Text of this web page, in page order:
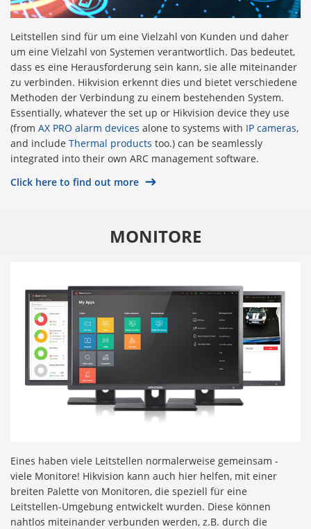
Leitstellen sind für um eine Vielzahl von Kunden und daher
um eine Vielzahl von Systemen verantwortlich. Das bedeutet,
dass es eine Herausforderung sein kann, sie alle miteinander
zu verbinden. Hikvision erkennt dies und bietet verschiedene
Methoden der Verbindung zu einem bestehenden System.
Essentially, whatever the set up or Hikvision device they use
(from AX PRO alarm devices alone to systems with IP cameras,
and include Thermal products too.) can be seamlessly
integrated into their own ARC management software.
Click here to find out more
MONITORE
Eines haben viele Leitstellen normalerweise gemeinsam -
viele Monitore! Hikvision kann auch hier helfen, mit einer
breiten Palette von Monitoren, die speziell für eine
Leitstellen-Umgebung entwickelt wurden. Diese können
nahtlos miteinander verbunden werden, z.B. durch die